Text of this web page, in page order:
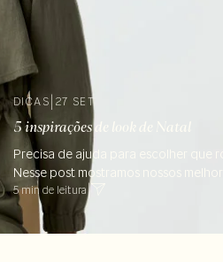
DICAS 27 SET
5 inspirações de look de Natal
Precisa de ajuda para escolher que
Nesse post mostramos nossos
5 min de leitura|